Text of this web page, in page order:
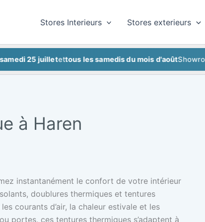
Stores Interieurs Stores exterieurs
25 juilletettous les samedis du mois d'aoûtShowroom
à Haren
instantanément le confort de votre intérieur
doublures thermiques et tentures
courants d’air, la chaleur estivale et les
portes, ces tentures thermiques s’adaptent à